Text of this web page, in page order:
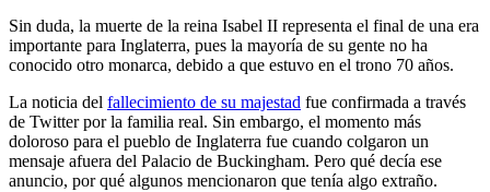
Sin duda, la muerte de la reina Isabel II representa el final de una era
importante para Inglaterra, pues la mayoría de su gente no ha
conocido otro monarca, debido a que estuvo en el trono 70 años.
La noticia del fallecimiento de su majestad fue confirmada a través
de Twitter por la familia real. Sin embargo, el momento más
doloroso para el pueblo de Inglaterra fue cuando colgaron un
mensaje afuera del Palacio de Buckingham. Pero qué decía ese
anuncio, por qué algunos mencionaron que tenía algo extraño.